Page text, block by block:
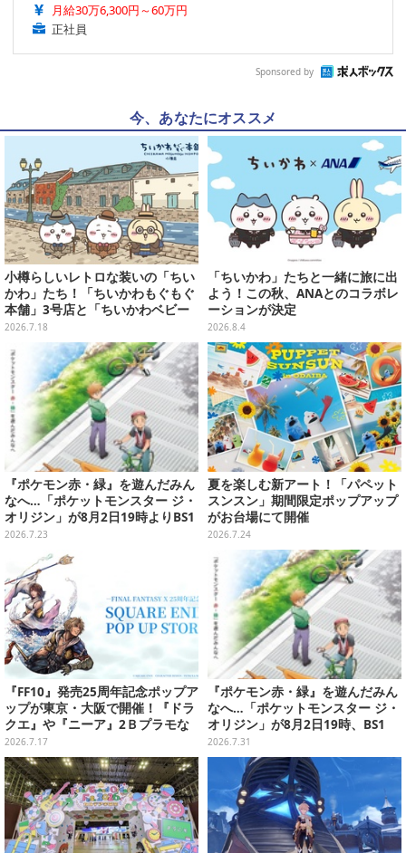
月給30万6,300円～60万円
正社員
Sponsored by
今、あなたにオススメ
小樽らしいレトロな装いの「ちい
かわ」たち！「ちいかわもぐもぐ
本舗」3号店と「ちいかわベビー
カステラ」がいよいよオープン
2026.7.18
「ちいかわ」たちと一緒に旅に出
よう！この秋、ANAとのコラボレ
ーションが決定
2026.8.4
『ポケモン赤・緑』を遊んだみん
なへ…「ポケットモンスター ジ・
オリジン」が8月2日19時よりBS1
2・日曜アニメ劇場で放送決定！
2026.7.23
夏を楽しむ新アート！「パペット
スンスン」期間限定ポップアップ
がお台場にて開催
2026.7.24
『FF10』発売25周年記念ポップア
ップが東京・大阪で開催！『ドラ
クエ』や『ニーア』2Ｂプラモな
ども販売
2026.7.17
『ポケモン赤・緑』を遊んだみん
なへ…「ポケットモンスター ジ・
オリジン」が8月2日19時、BS1
2・日曜アニメ劇場で放送！
2026.7.31